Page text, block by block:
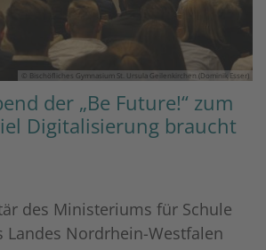
© Bischöfliches Gymnasium St. Ursula Geilenkirchen (Dominik Esser)
der „Be Future!“ zum
Digitalisierung braucht
des Ministeriums für Schule
Landes Nordrhein-Westfalen